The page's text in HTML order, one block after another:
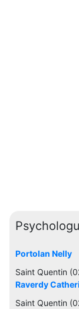
Portolan Nelly
Saint Quentin
Raverdy
Saint Quentin